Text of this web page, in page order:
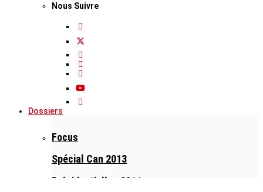
Nous Suivre
Dossiers
Focus
Spécial Can 2013
Présidentielles 2011